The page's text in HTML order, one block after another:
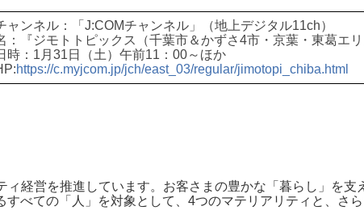
ャンネル：「J:COMチャンネル」（地上デジタル11ch）
：『ジモトトピックス（千葉市＆かずさ4市・京葉・東葛エリ
時：1月31日（土）午前11：00～ほか
https://c.myjcom.jp/jch/east_03/regular/jimotopi_chiba.html
経営を推進しています。お客さまの豊かな「暮らし」を
べての「人」を対象として、4つのマテリアリティと、さ